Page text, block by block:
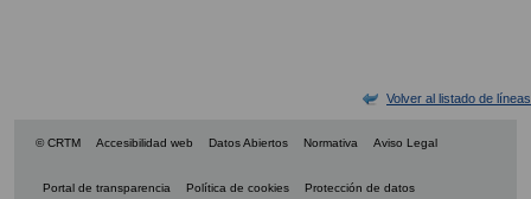
Volver al listado de líneas
© CRTM Accesibilidad web Datos Abiertos Normativa Aviso Legal
Portal de transparencia Política de cookies Protección de datos